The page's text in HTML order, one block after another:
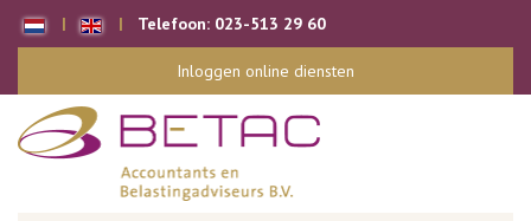
Telefoon: 023-513 29 60
Inloggen online diensten